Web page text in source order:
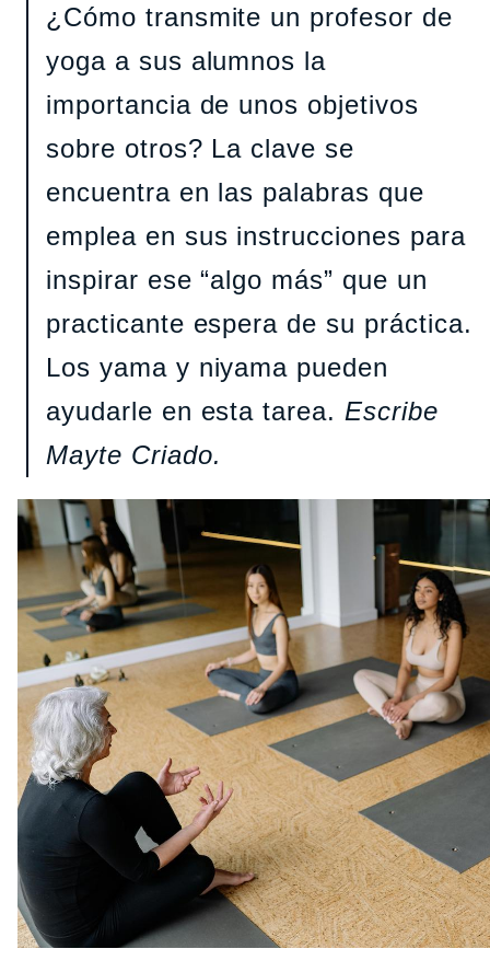
¿Cómo transmite un profesor de
yoga a sus alumnos la
importancia de unos objetivos
sobre otros? La clave se
encuentra en las palabras que
emplea en sus instrucciones para
inspirar ese “algo más” que un
practicante espera de su práctica.
Los yama y niyama pueden
ayudarle en esta tarea. Escribe
Mayte Criado.